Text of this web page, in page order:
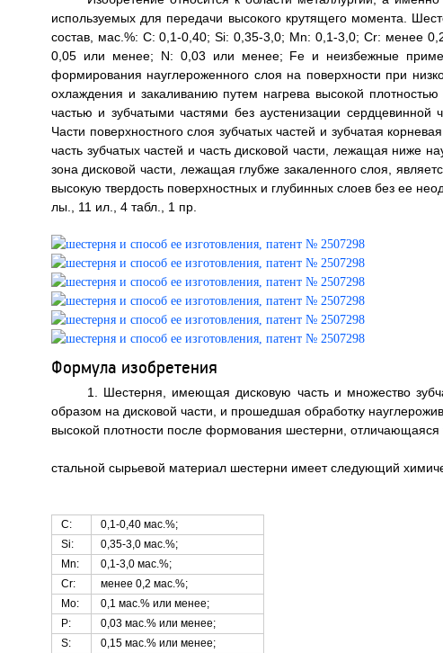
используемых для передачи высокого крутящего момента.
состав, мас.%: С: 0,1-0,40; Si: 0,35-3,0; Mn: 0,1-3,0; Cr: менее
0,05 или менее; N: 0,03 или менее; Fe и неизбежные
формирования науглероженного слоя на поверхности при
охлаждения и закаливанию путем нагрева высокой
частью и зубчатыми частями без аустенизации сердцевинной
Части поверхностного слоя зубчатых частей и зубчатая
часть зубчатых частей и часть дисковой части, лежащая ниже
зона дисковой части, лежащая глубже закаленного слоя,
высокую твердость поверхностных и глубинных слоев без ее
лы., 11 ил., 4 табл., 1 пр.
Формула изобретения
1. Шестерня, имеющая дисковую часть и множество
образом на дисковой части, и прошедшая обработку
высокой плотности после формования шестерни, отличающаяся
стальной сырьевой материал шестерни имеет следующий
С:
0,1-0,40 мас.%;
Si:
0,35-3,0 мас.%;
Mn:
0,1-3,0 мас.%;
Cr:
менее 0,2 мас.%;
Мо:
0,1 мас.% или менее;
Р:
0,03 мас.% или менее;
S:
0,15 мас.% или менее;